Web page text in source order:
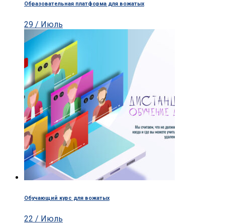
Образовательная платформа для вожатых
29 / Июль
Обучающий курс для вожатых
22 / Июль